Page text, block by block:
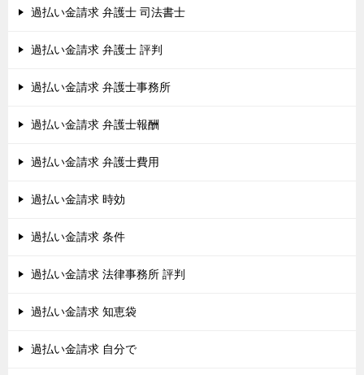
過払い金請求 弁護士 司法書士
過払い金請求 弁護士 評判
過払い金請求 弁護士事務所
過払い金請求 弁護士報酬
過払い金請求 弁護士費用
過払い金請求 時効
過払い金請求 条件
過払い金請求 法律事務所 評判
過払い金請求 知恵袋
過払い金請求 自分で